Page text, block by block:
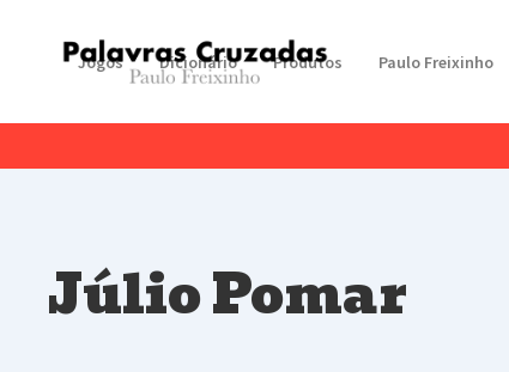
Jogos Dicionário Produtos Paulo Freixinho
Júlio Pomar